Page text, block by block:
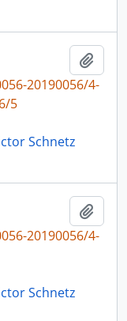
20190056/4-
5
Schnetz
20190056/4-
Schnetz